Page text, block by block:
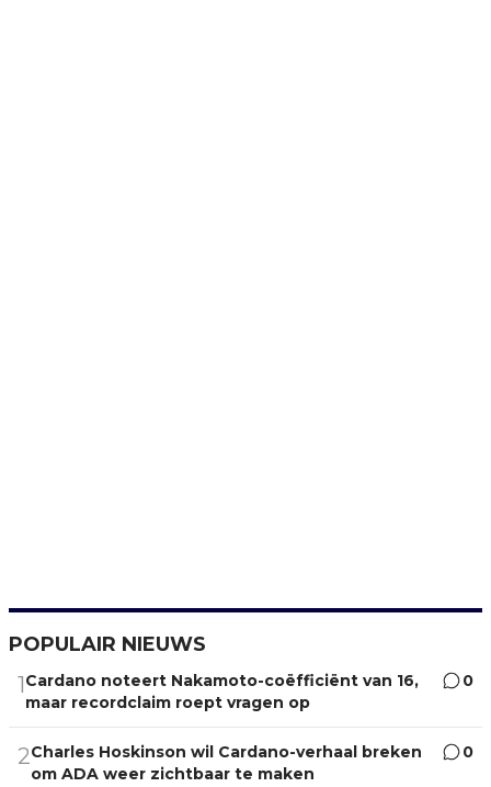
POPULAIR NIEUWS
1Cardano noteert Nakamoto-coëfficiënt van 16,
maar recordclaim roept vragen op
0
2Charles Hoskinson wil Cardano-verhaal breken
om ADA weer zichtbaar te maken
0